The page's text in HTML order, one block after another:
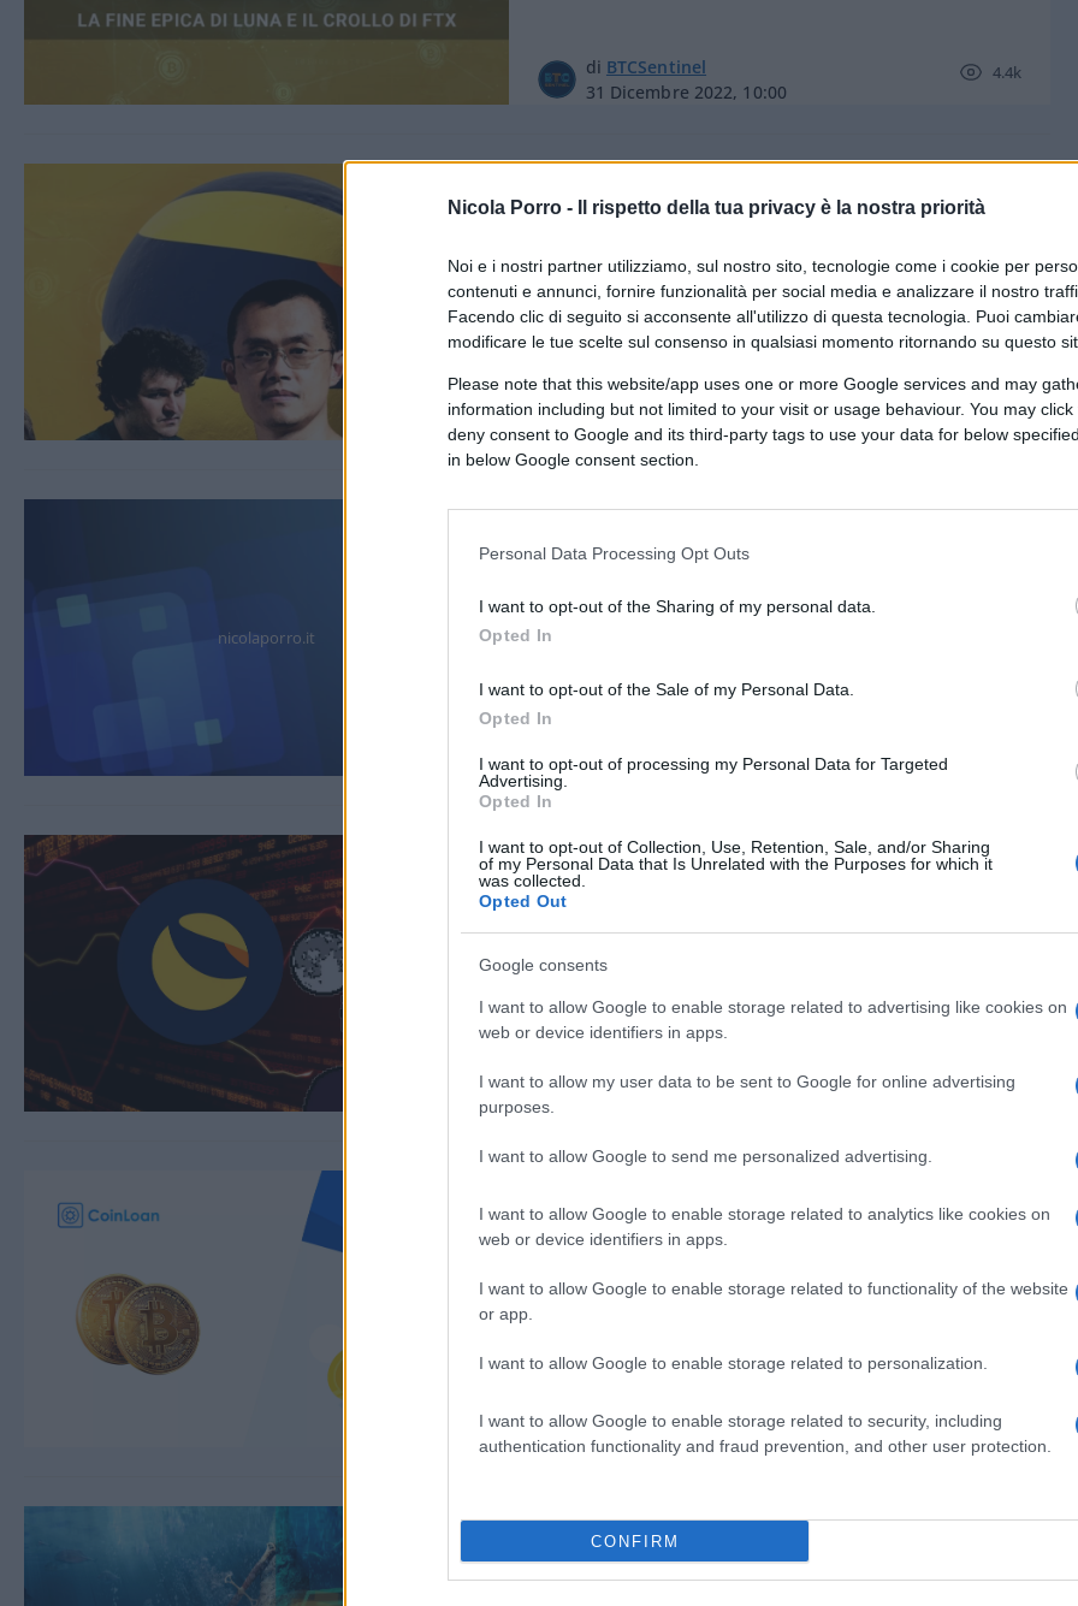
Nicola Porro - Il rispetto della tua privacy è la nostra priorità
Noi e i nostri partner utilizziamo, sul nostro sito, tecnologie come i cookie per
contenuti e annunci, fornire funzionalità per social media e analizzare il nostro
Facendo clic di seguito si acconsente all'utilizzo di questa tecnologia. Puoi
modificare le tue scelte sul consenso in qualsiasi momento ritornando su questo
Please note that this website/app uses one or more Google services and may
information including but not limited to your visit or usage behaviour. You may
deny consent to Google and its third-party tags to use your data for below
in below Google consent section.
Personal Data Processing Opt Outs
I want to opt-out of the Sharing of my personal data.
Opted In
I want to opt-out of the Sale of my Personal Data.
Opted In
I want to opt-out of processing my Personal Data for Targeted
Advertising.
Opted In
I want to opt-out of Collection, Use, Retention, Sale, and/or Sharing
of my Personal Data that Is Unrelated with the Purposes for which it
was collected.
Opted Out
Google consents
I want to allow Google to enable storage related to advertising like cookies on
web or device identifiers in apps.
I want to allow my user data to be sent to Google for online advertising
purposes.
I want to allow Google to send me personalized advertising.
I want to allow Google to enable storage related to analytics like cookies on
web or device identifiers in apps.
I want to allow Google to enable storage related to functionality of the website
or app.
I want to allow Google to enable storage related to personalization.
I want to allow Google to enable storage related to security, including
authentication functionality and fraud prevention, and other user protection.
CONFIRM
di BTCSentinel
31 Dicembre 2022, 10:00
4.4k
momenti salienti del 2022
di BTCSentinel
27 Dicembre 2022, 15:54
4.2k
nicolaporro.it
Avvisate gli sciacalli del clima: frane
a Ischia pure col Re
28 Novembre 2022, 14:05
Mandato di arresto per il co-
fondatore di Terra Do Kwon emesso
dal tribunale sudcoreano
diBTCSentinel
15 Settembre 2022, 10:20
3.6k
prelievo a causa delle condizioni di
mercato
di
BTCSentinel
5 Luglio 2022, 14:00
3.8k
La LUNA in fondo al pozzo:
cacciatori di tesori in fondo agli zeri
di LUNC